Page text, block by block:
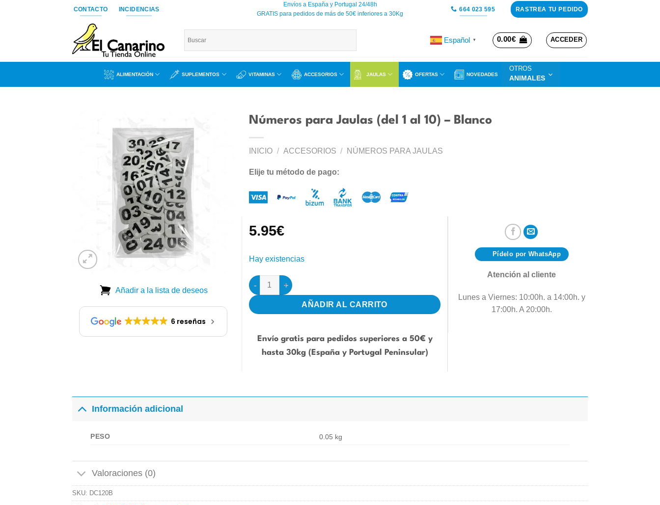
CONTACTO INCIDENCIAS
Envíos a España y Portugal 24/48h
GRATIS para pedidos de más de 50€ inferiores a 30Kg
664 023 595 RASTREA TU PEDIDO
Español ▼ 0.00€ ACCEDER
ALIMENTACIÓN SUPLEMENTOS VITAMINAS ACCESORIOS JAULAS OFERTAS NOVEDADES
OTROS
ANIMALES
Añadir a la lista de deseos
6 reseñas
Números para Jaulas (del 1 al 10) – Blanco
INICIO / ACCESORIOS / NÚMEROS PARA JAULAS
Elije tu método de pago:
5.95€
Hay existencias
Números para Jaulas (del 1 al 10) - Blanco cantidad
AÑADIR AL CARRITO
Envío gratis para pedidos superiores a 50€ y
hasta 30kg (España y Portugal Peninsular)
Pídelo por WhatsApp
Atención al cliente
Lunes a Viernes: 10:00h. a 14:00h. y
17:00h. A 20:00h.
Información adicional
PESO 0.05 kg
Valoraciones (0)
SKU: DC120B